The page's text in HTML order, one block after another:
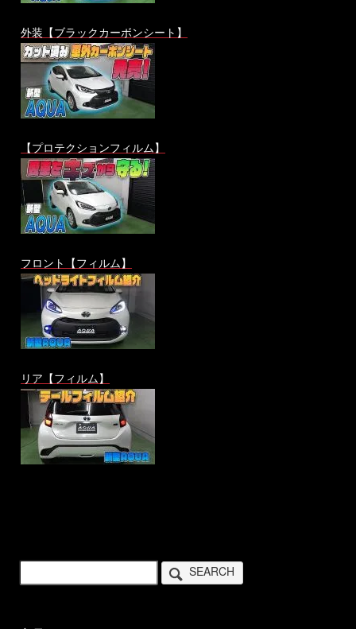
外装【ブラックカーボンシート】
【プロテクションフィルム】
フロント【フィルム】
リア【フィルム】
SEARCH